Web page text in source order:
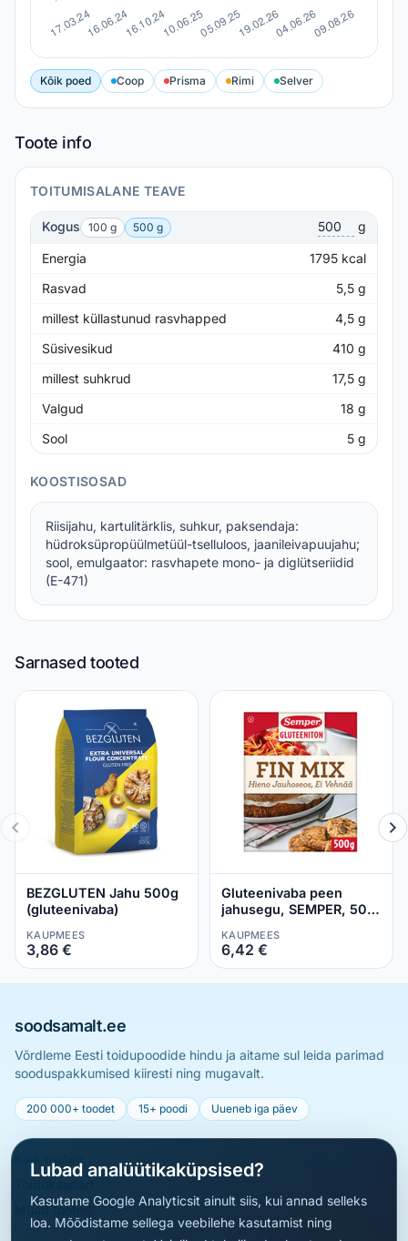
Kõik poed Coop Prisma Rimi Selver
Toote info
TOITUMISALANE TEAVE
Kogus 100 g 500 g g
Energia 1795 kcal
Rasvad
5,5 g
millest küllastunud rasvhapped
4,5 g
Süsivesikud
410 g
millest suhkrud
17,5 g
Valgud
18 g
Sool
5 g
KOOSTISOSAD
Riisijahu, kartulitärklis, suhkur, paksendaja:
hüdroksüpropüülmetüül-tselluloos, jaanileivapuujahu;
sool, emulgaator: rasvhapete mono- ja diglütseriidid
(E-471)
Sarnased tooted
BEZGLUTEN Jahu 500g
(gluteenivaba)
KAUPMEES
3,86 €
Gluteenivaba peen
jahusegu, SEMPER, 500
KAUPMEES
6,42 €
soodsamalt.ee
Võrdleme Eesti toidupoodide hindu ja aitame sul leida parimad
sooduspakkumised kiiresti ning mugavalt.
200 000+ toodet 15+ poodi Uueneb iga päev
Muud tooted
Lubad analüütikaküpsised?
Kasutame Google Analyticsit ainult siis, kui annad selleks
loa. Mõõdistame sellega veebilehe kasutamist ning